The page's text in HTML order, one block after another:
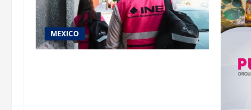
MEXICO